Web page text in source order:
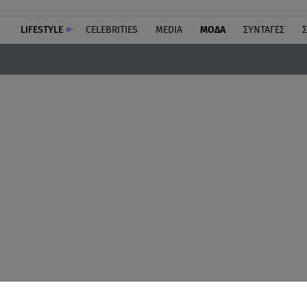
LIFESTYLE CELEBRITIES MEDIA ΜΟΔΑ ΣΥΝΤΑΓΕΣ